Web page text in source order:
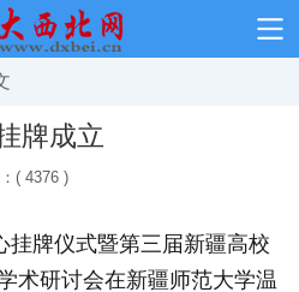
牌成立
( 4376 )
挂牌仪式暨第三届新疆高校
术研讨会在新疆师范大学温